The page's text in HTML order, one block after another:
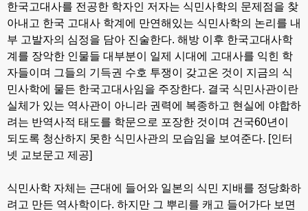
한국고대사를 전공한 학자인 저자는 식민사학의 문제점을 찾
아내고 한국 고대사 학계에 만연해있는 식민사학의 논리를 내
부 고발자의 심정을 담아 진술한다. 해방 이후 한국고대사학
계를 장악한 인물들 대부분이 일제 시대에 고대사를 익힌 학
자들이며 그들의 기득권 수호 투쟁이 갖고온 것이 지금의 식
민사학에 물든 한국고대사임을 주장한다. 결국 식민사관이란
실체가 있는 역사관이 아니라 권력에 복종하고 현실에 야합하
려는 반역사적 태도를 학문으로 포장한 것이며 건국60년이
되도록 청산하지 못한 식민사관의 모습임을 보여준다. [인터
넷 교보문고 제공]
식민사학 자체는 근대에 들어와 일본의 식민 지배를 정당화하
려고 만든 역사학이다. 하지만 그 뿌리를 캐고 들어가다 보면